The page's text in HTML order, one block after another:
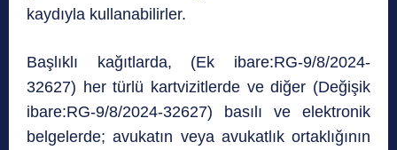
kaydıyla kullanabilirler.
Başlıklı kağıtlarda, (Ek ibare:RG-9/8/2024-
32627) her türlü kartvizitlerde ve diğer (Değişik
ibare:RG-9/8/2024-32627) basılı ve elektronik
belgelerde; avukatın veya avukatlık ortaklığının